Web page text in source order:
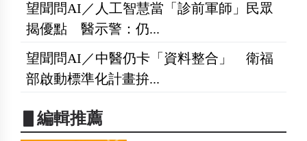
望聞問AI／人工智慧當「診前軍師」民眾
揭優點 醫示警：仍...
望聞問AI／中醫仍卡「資料整合」 衛福
部啟動標準化計畫拚...
▋編輯推薦